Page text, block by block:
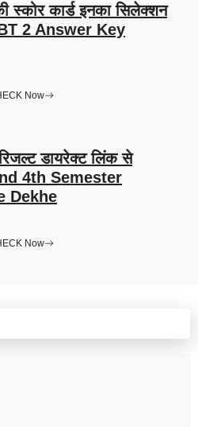
कार्ड इनका सिलेक्शन
2 Answer Key
Now
डायरेक्ट लिंक से
4th Semester
Dekhe
Now